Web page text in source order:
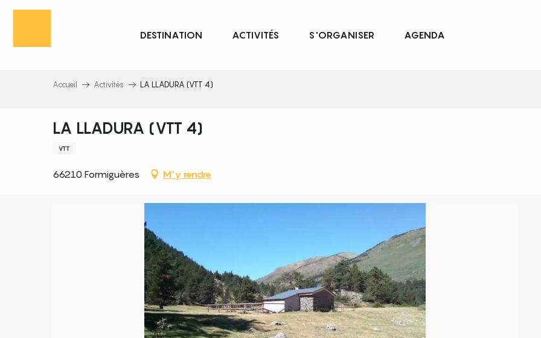
Aller
principal
DESTINATION ACTIVITÉS S'ORGANISER AGENDA
Accueil Activités LA LLADURA (VTT 4)
LA LLADURA (VTT 4)
VTT
66210 Formiguères M'y rendre